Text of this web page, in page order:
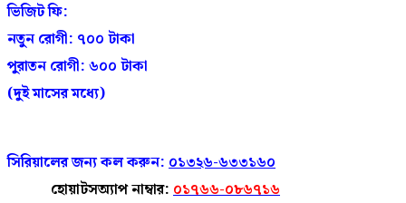
ভিজিট ফি:
নতুন রোগী: ৭০০ টাকা
পুরাতন রোগী: ৬০০ টাকা
(দুই মাসের মধ্যে)
সিরিয়ালের জন্য কল করুন: ০১৩২৬-৬৩৩১৬০
হোয়াটসঅ্যাপ নাম্বার: ০১৭৬৬-০৮৬৭১৬